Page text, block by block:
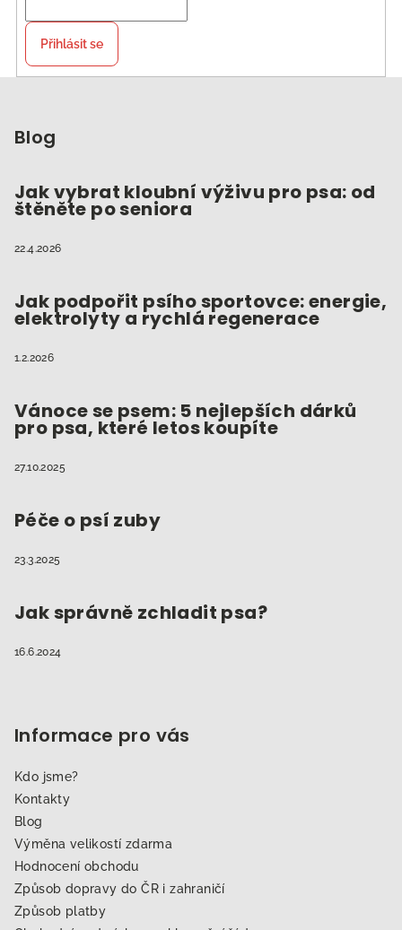
Přihlásit se
Blog
Jak vybrat kloubní výživu pro psa: od
štěněte po seniora
22.4.2026
Jak podpořit psího sportovce: energie,
elektrolyty a rychlá regenerace
1.2.2026
Vánoce se psem: 5 nejlepších dárků
pro psa, které letos koupíte
27.10.2025
Péče o psí zuby
23.3.2025
Jak správně zchladit psa?
16.6.2024
Informace pro vás
Kdo jsme?
Kontakty
Blog
Výměna velikostí zdarma
Hodnocení obchodu
Způsob dopravy do ČR i zahraničí
Způsob platby